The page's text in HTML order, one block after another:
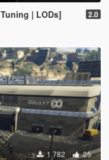
| LODs] 2.0
1 782 25